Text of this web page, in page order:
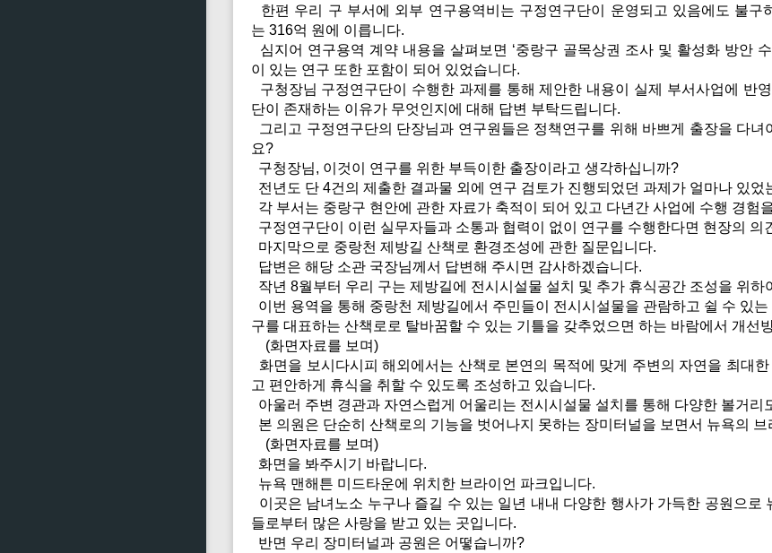
한편 우리 구 부서에 외부 연구용역비는 구정연구단이 운영되고 있음에도 불구
는 316억 원에 이릅니다.
심지어 연구용역 계약 내용을 살펴보면 ‘중랑구 골목상권 조사 및 활성화 방안
이 있는 연구 또한 포함이 되어 있었습니다.
구청장님 구정연구단이 수행한 과제를 통해 제안한 내용이 실제 부서사업에 반
단이 존재하는 이유가 무엇인지에 대해 답변 부탁드립니다.
그리고 구정연구단의 단장님과 연구원들은 정책연구를 위해 바쁘게 출장을 다
요?
구청장님, 이것이 연구를 위한 부득이한 출장이라고 생각하십니까?
전년도 단 4건의 제출한 결과물 외에 연구 검토가 진행되었던 과제가 얼마나 있었
각 부서는 중랑구 현안에 관한 자료가 축적이 되어 있고 다년간 사업에 수행 경험
구정연구단이 이런 실무자들과 소통과 협력이 없이 연구를 수행한다면 현장의
마지막으로 중랑천 제방길 산책로 환경조성에 관한 질문입니다.
답변은 해당 소관 국장님께서 답변해 주시면 감사하겠습니다.
작년 8월부터 우리 구는 제방길에 전시시설물 설치 및 추가 휴식공간 조성을 위
이번 용역을 통해 중랑천 제방길에서 주민들이 전시시설물을 관람하고 쉴 수 있
구를 대표하는 산책로로 탈바꿈할 수 있는 기틀을 갖추었으면 하는 바람에서 개선
(화면자료를 보며)
화면을 보시다시피 해외에서는 산책로 본연의 목적에 맞게 주변의 자연을 최대
고 편안하게 휴식을 취할 수 있도록 조성하고 있습니다.
아울러 주변 경관과 자연스럽게 어울리는 전시시설물 설치를 통해 다양한 볼거리
본 의원은 단순히 산책로의 기능을 벗어나지 못하는 장미터널을 보면서 뉴욕의
(화면자료를 보며)
화면을 봐주시기 바랍니다.
뉴욕 맨해튼 미드타운에 위치한 브라이언 파크입니다.
이곳은 남녀노소 누구나 즐길 수 있는 일년 내내 다양한 행사가 가득한 공원으
들로부터 많은 사랑을 받고 있는 곳입니다.
반면 우리 장미터널과 공원은 어떻습니까?